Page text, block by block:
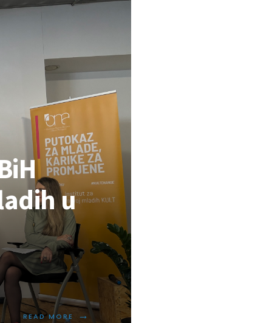
u
READ MORE →